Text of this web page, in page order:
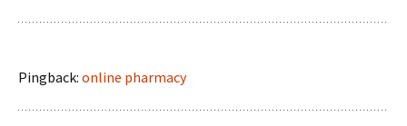
Pingback: online pharmacy